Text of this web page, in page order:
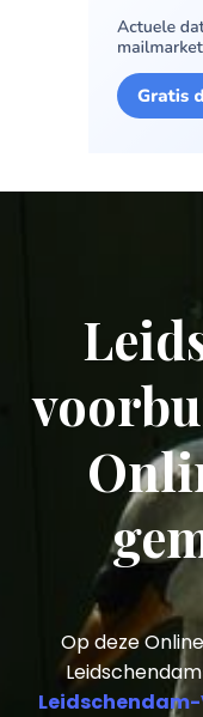
Op deze